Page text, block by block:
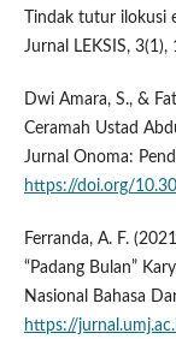
Tindak tutur ilokusi
Jurnal LEKSIS, 3(1),
Dwi Amara, S., &
Ceramah Ustad
Jurnal Onoma:
https://doi.org/
Ferranda, A. F.
“Padang Bulan”
Nasional Bahasa
https://